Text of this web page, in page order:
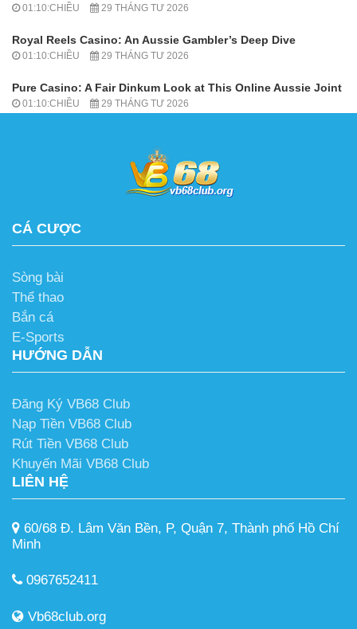
01:10:CHIỀU 29 THÁNG TƯ 2026
Royal Reels Casino: An Aussie Gambler’s Deep Dive
01:10:CHIỀU 29 THÁNG TƯ 2026
Pure Casino: A Fair Dinkum Look at This Online Aussie Joint
01:10:CHIỀU 29 THÁNG TƯ 2026
CÁ CƯỢC
Sòng bài
Thể thao
Bắn cá
E-Sports
HƯỚNG DẪN
Đăng Ký VB68 Club
Nạp Tiền VB68 Club
Rút Tiền VB68 Club
Khuyến Mãi VB68 Club
LIÊN HỆ
60/68 Đ. Lâm Văn Bền, P, Quận 7, Thành phố Hồ Chí
Minh
0967652411
Vb68club.org